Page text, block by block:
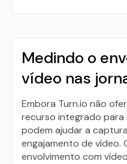
Medindo o
vídeo nas
Embora Turn.io não
recurso integrado para
podem ajudar a
engajamento de vídeo.
envolvimento com